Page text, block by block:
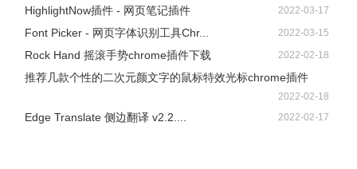
HighlightNow插件 - 网页笔记插件 2022-03-17
Font Picker - 网页字体识别工具Chr... 2022-03-15
Rock Hand 摇滚手势chrome插件下载 2022-02-18
推荐几款个性的二次元颜文字的鼠标特效光标chrome插件
2022-02-18
Edge Translate 侧边翻译 v2.2.... 2022-02-17